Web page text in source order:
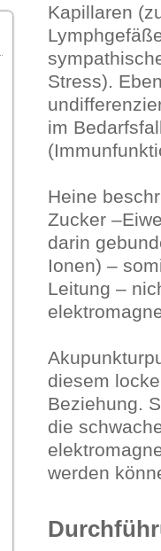
Kapillaren
Stress).
im
Heine
Zucker
darin
Ionen) –
Leitung –
diesem
Beziehung.
die
werden